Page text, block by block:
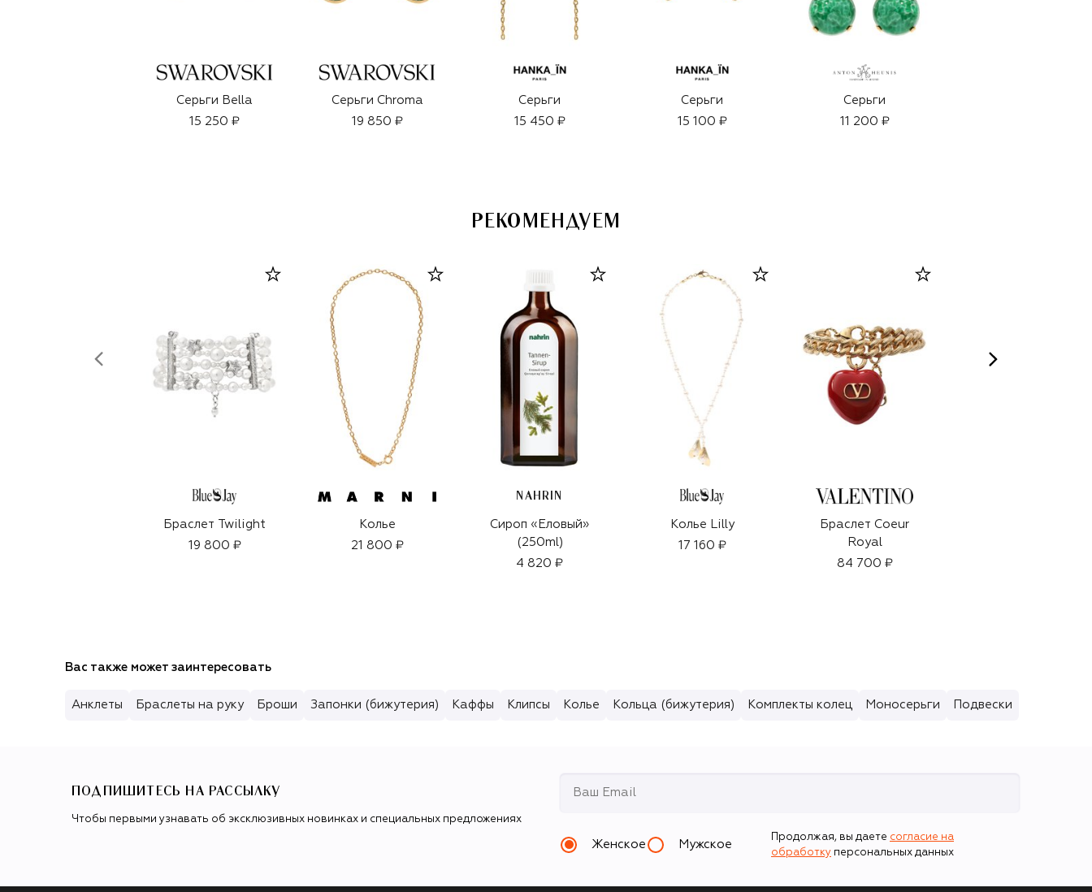
Серьги Bella
15 250 ₽
Серьги Chroma
19 850 ₽
Серьги
15 450 ₽
Серьги
15 100 ₽
Серьги
11 200 ₽
РЕКОМЕНДУЕМ
Браслет Twilight
19 800 ₽
Колье
21 800 ₽
NAHRIN
Сироп «Еловый»
(250ml)
4 820 ₽
Колье Lilly
17 160 ₽
Браслет Coeur
Royal
84 700 ₽
Вас также может заинтересовать
Анклеты Браслеты на руку Броши Запонки (бижутерия) Каффы Клипсы Колье Кольца (бижутерия) Комплекты колец Моносерьги Подвески
ПОДПИШИТЕСЬ НА РАССЫЛКУ
Чтобы первыми узнавать об эксклюзивных новинках и специальных предложениях
Женское Мужское
Продолжая, вы даете согласие на
обработку персональных данных